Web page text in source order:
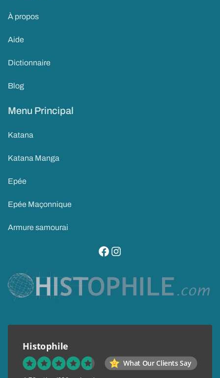
À propos
Aide
Dictionnaire
Blog
Menu Principal
Katana
Katana Manga
Epée
Epée Maçonnique
Armure samourai
visitez notre page facebook
suivez notre compte instagram
Histophile
What Our Clients Say